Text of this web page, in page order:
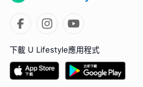
下載 U Lifestyle應用程式